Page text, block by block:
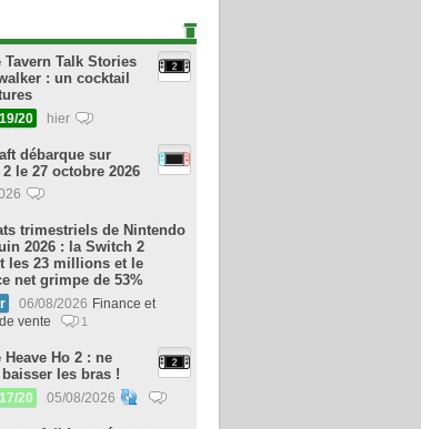
Tavern Talk Stories
: un cocktail
19/20 hier
débarque sur
le 27 octobre 2026
trimestriels de Nintendo
2026 : la Switch 2
les 23 millions et le
net grimpe de 53%
06/08/2026 Finance et
vente
1
Heave Ho 2 : ne
les bras !
17/20 05/08/2026